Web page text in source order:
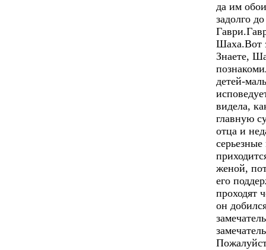
да им
задолго
Шаха.Вот
Знаете,
детей-
видела,
главную
отца и
женой,
его
проходят
он